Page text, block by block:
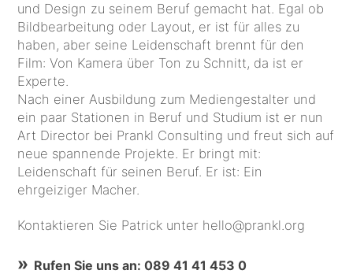
und Design zu seinem Beruf gemacht hat. Egal ob
Bildbearbeitung oder Layout, er ist für alles zu
haben, aber seine Leidenschaft brennt für den
Film: Von Kamera über Ton zu Schnitt, da ist er
Experte.
Nach einer Ausbildung zum Mediengestalter und
ein paar Stationen in Beruf und Studium ist er nun
Art Director bei Prankl Consulting und freut sich auf
neue spannende Projekte. Er bringt mit:
Leidenschaft für seinen Beruf. Er ist: Ein
ehrgeiziger Macher.
Kontaktieren Sie Patrick unter hello@prankl.org
Rufen Sie uns an: 089 41 41 453 0